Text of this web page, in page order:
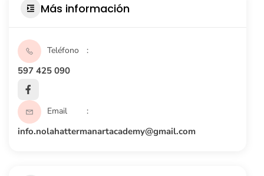
Más información
Teléfono
597 425 090
Email
info.nolahattermanartacademy@gmail.com